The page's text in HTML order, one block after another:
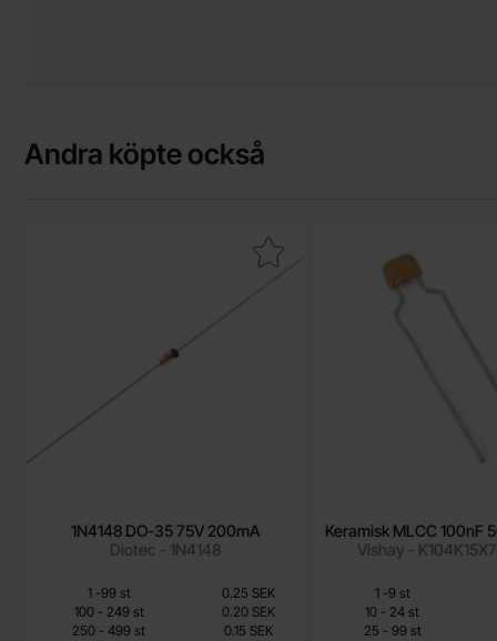
Andra köpte också
1N4148 DO-35 75V 200mA
Diotec - 1N4148
0.10 SEK
Inklusive 25% moms
Makera 1N4148 DO-35 75V 200mA som favorit
Mängdrabatt
Pris /st
1 -till
99 st
0.25 SEK
100 -till249 st
0.20 SEK
250 - till
499 st 0.15 SEK
Keramisk MLCC 100nF
Vishay -
Inklusive 25% moms
Makera keramisk
Mängdrabatt
Pris /st
1 -till
9 st
10 - till
24 st
25 -till99 st